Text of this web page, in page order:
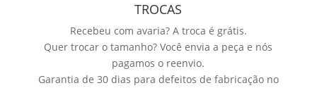
TROCAS
Recebeu com avaria? A troca é grátis.
Quer trocar o tamanho? Você envia a peça e nós
pagamos o reenvio.
Garantia de 30 dias para defeitos de fabricação no